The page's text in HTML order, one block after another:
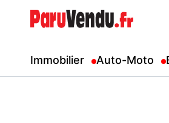
Immobilier Auto-Moto